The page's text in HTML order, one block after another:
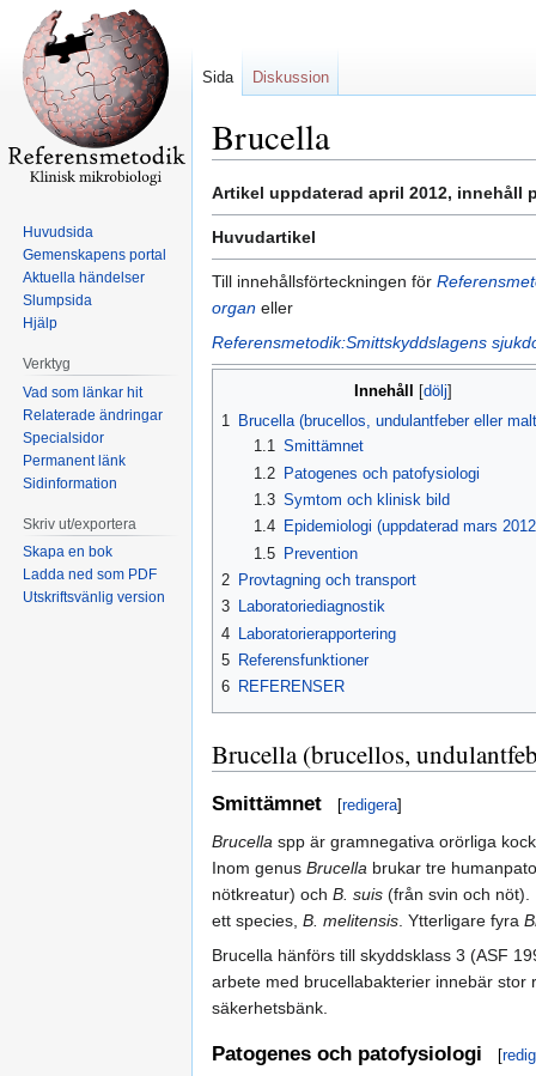
Brucella
Hoppa
till
navigering
Hoppa
till
sök
Artikel uppdaterad april 2012, innehåll
Huvudartikel
Till innehållsförteckningen för
organ eller
Referensmetodik:Smittskyddslagens
Innehåll
1 Brucella (brucellos, undulantfeber eller
1.1 Smittämnet
1.2 Patogenes och patofysiologi
1.3 Symtom och klinisk bild
1.4
Epidemiologi (uppdaterad mars
1.5 Prevention
2 Provtagning och transport
3 Laboratoriediagnostik
4 Laboratorierapportering
5 Referensfunktioner
6 REFERENSER
Brucella (brucellos,
Smittämnet [redigera]
Brucella spp är gramnegativa orörliga
Inom genus Brucella brukar tre
nötkreatur) och B. suis (från svin och nöt).
ett species, B. melitensis . Ytterligare fyra
Brucella hänförs till skyddsklass 3 (ASF
arbete med brucellabakterier innebär stor
säkerhetsbänk.
Patogenes och patofysiologi [
Sida Diskussion
Huvudsida
Gemenskapens portal
Aktuella händelser
Slumpsida
Hjälp
Verktyg
Vad som länkar hit
Relaterade ändringar
Specialsidor
Permanent länk
Sidinformation
Skriv ut/exportera
Skapa en bok
Ladda ned som PDF
Utskriftsvänlig version